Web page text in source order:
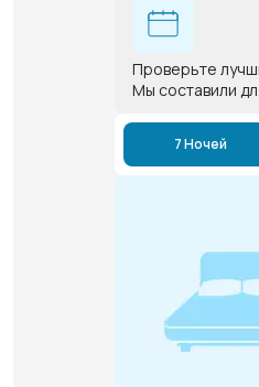
Проверьте
Мы составили
7 Ночей